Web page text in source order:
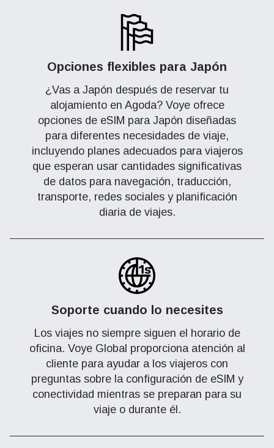
Opciones flexibles para Japón
¿Vas a Japón después de reservar tu
alojamiento en Agoda? Voye ofrece
opciones de eSIM para Japón diseñadas
para diferentes necesidades de viaje,
incluyendo planes adecuados para viajeros
que esperan usar cantidades significativas
de datos para navegación, traducción,
transporte, redes sociales y planificación
diaria de viajes.
Soporte cuando lo necesites
Los viajes no siempre siguen el horario de
oficina. Voye Global proporciona atención al
cliente para ayudar a los viajeros con
preguntas sobre la configuración de eSIM y
conectividad mientras se preparan para su
viaje o durante él.